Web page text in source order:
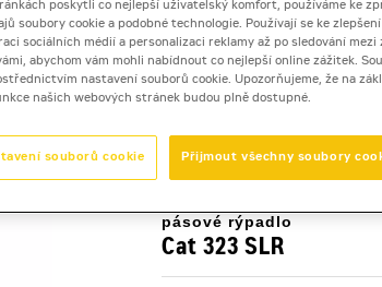
dosahem > Cat 323 SLR
pásové rýpadlo
Cat 323 SLR
poskytli co nejlepší uživatelský komfort, používáme ke
soubory cookie a podobné technologie. Používají se ke
sociálních médií a personalizaci reklamy až po sledování mezi
abychom vám mohli nabídnout co nejlepší online zážitek.
nastavení souborů cookie. Upozorňujeme, že na
našich webových stránek budou plně dostupné.
Přijmout všechny soubory
souborů cookie